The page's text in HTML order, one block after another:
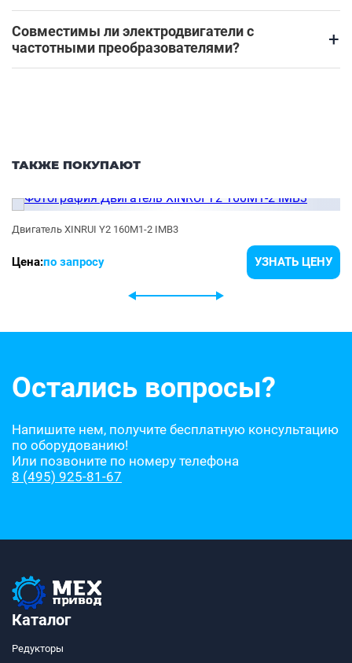
Совместимы ли электродвигатели с
частотными преобразователями?
+
ТАКЖЕ ПОКУПАЮТ
Двигатель XINRUI Y2 160M1-2 IMB3
Цена:по запросу УЗНАТЬ ЦЕНУ
Остались вопросы?
Напишите нем, получите бесплатную консультацию
по оборудованию!
Или позвоните по номеру телефона
8 (495) 925-81-67
Каталог
Редукторы